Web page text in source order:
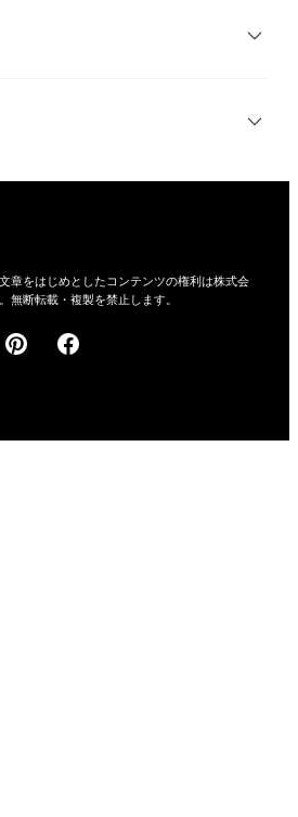
章をはじめとしたコンテンツの権利は株式会
無断転載・複製を禁止します。